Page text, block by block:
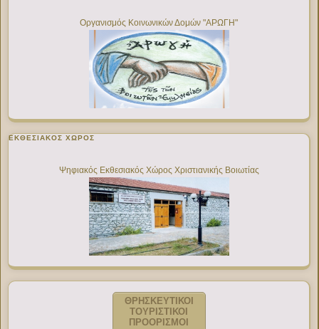
Οργανισμός Κοινωνικών Δομών "ΑΡΩΓΗ"
ΕΚΘΕΣΙΑΚΌΣ ΧΏΡΟΣ
Ψηφιακός Εκθεσιακός Χώρος Χριστιανικής Βοιωτίας
ΘΡΗΣΚΕΥΤΙΚΟΙ
ΤΟΥΡΙΣΤΙΚΟΙ
ΠΡΟΟΡΙΣΜΟΙ